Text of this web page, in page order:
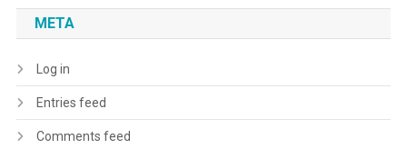
META
Log in
Entries feed
Comments feed